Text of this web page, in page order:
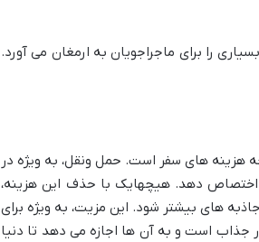
را برای ماجراجویان به ارمغان می آورد.
هزینه های سفر است. حمل ونقل، به ویژه در
اختصاص دهد. هیچهایک با حذف این هزینه،
های بیشتر شود. این مزیت، به ویژه برای
جذاب است و به آن ها اجازه می دهد تا دنیا